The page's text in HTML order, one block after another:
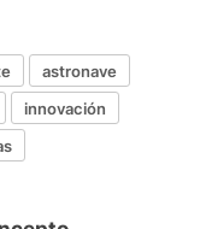
astronave
innovación